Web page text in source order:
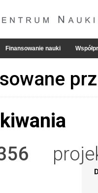
Finansowanie nauki